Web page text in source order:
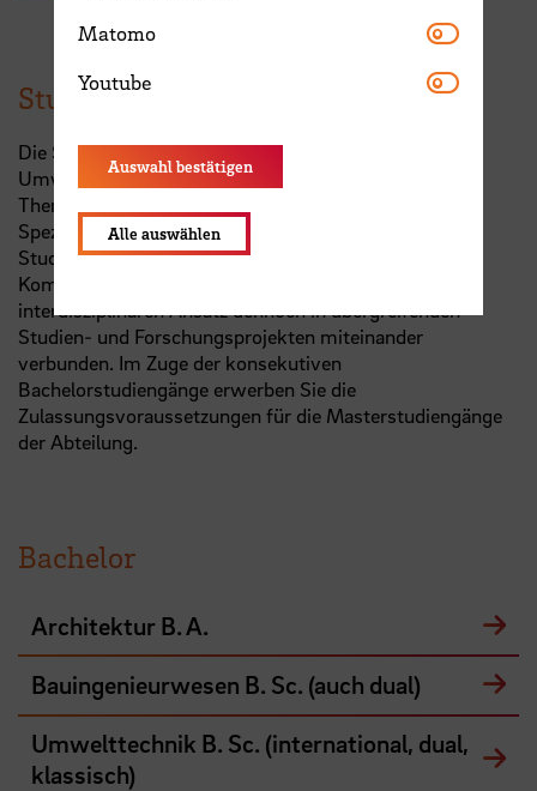
Studiengänge
Die Studiengänge der Fakultät Architektur, Bau und
Umwelt eröffnen den Studierenden ein breites
Themenspektrum mit vielfältigen Möglichkeiten der
Spezialisierung und Vertiefung. Auch wenn die
Studiengänge jeweils über ein spezifisches
Kompetenzprofil verfügen, so sind sie durch einen
interdisziplinären Ansatz dennoch in übergreifenden
Studien- und Forschungsprojekten miteinander
verbunden. Im Zuge der konsekutiven
Bachelorstudiengänge erwerben Sie die
Zulassungsvoraussetzungen für die Masterstudiengänge
der Abteilung.
Bachelor
Architektur B. A.
Bauingenieurwesen B. Sc. (auch dual)
Umwelttechnik B. Sc. (international, dual,
klassisch)
Matomo Matomo
Youtube Youtube
Auswahl bestätigen
Alle auswählen